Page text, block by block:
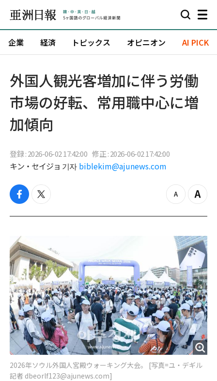
企業 経済 トピックス オピニオン AI PICK
外国人観光客増加に伴う労働
市場の好転、常用職中心に増
加傾向
登録 : 2026-06-02 17:42:00 修正 : 2026-06-02 17:42:00
キン・セイジョ 기자 biblekim@ajunews.com
f
c
b
o
o
k
t
i
r
z
o
o
u
t
Z
o
i
n
2026年ソウル外国人宮殿ウォーキング大会。 [写真=ユ・デギル
記者 dbeorlf123@ajunews.com]